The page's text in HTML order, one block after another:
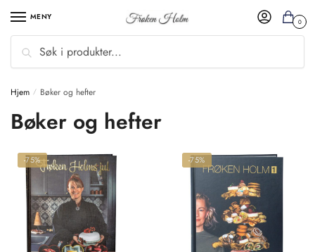
MENY
Søk
0
Hjem / Bøker og hefter
Bøker og hefter
-75% -75%